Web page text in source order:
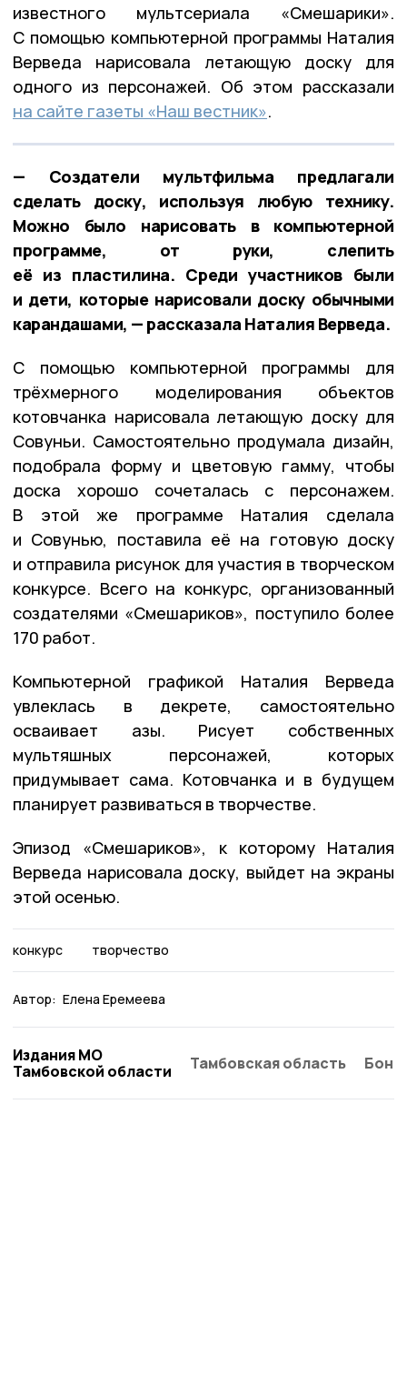
известного мультсериала «Смешарики».
С помощью компьютерной программы Наталия
Верведа нарисовала летающую доску для
одного из персонажей. Об этом рассказали
на сайте газеты «Наш вестник».
— Создатели мультфильма предлагали
сделать доску, используя любую технику.
Можно было нарисовать в компьютерной
программе, от руки, слепить
её из пластилина. Среди участников были
и дети, которые нарисовали доску обычными
карандашами, — рассказала Наталия Верведа.
С помощью компьютерной программы для
трёхмерного моделирования объектов
котовчанка нарисовала летающую доску для
Совуньи. Самостоятельно продумала дизайн,
подобрала форму и цветовую гамму, чтобы
доска хорошо сочеталась с персонажем.
В этой же программе Наталия сделала
и Совунью, поставила её на готовую доску
и отправила рисунок для участия в творческом
конкурсе. Всего на конкурс, организованный
создателями «Смешариков», поступило более
170 работ.
Компьютерной графикой Наталия Верведа
увлеклась в декрете, самостоятельно
осваивает азы. Рисует собственных
мультяшных персонажей, которых
придумывает сама. Котовчанка и в будущем
планирует развиваться в творчестве.
Эпизод «Смешариков», к которому Наталия
Верведа нарисовала доску, выйдет на экраны
этой осенью.
конкурс творчество
Автор: Елена Еремеева
Издания МО
Тамбовской области
Тамбовская область